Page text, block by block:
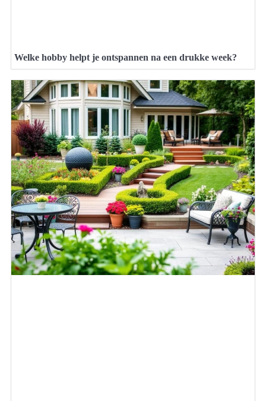
Welke hobby helpt je ontspannen na een drukke week?